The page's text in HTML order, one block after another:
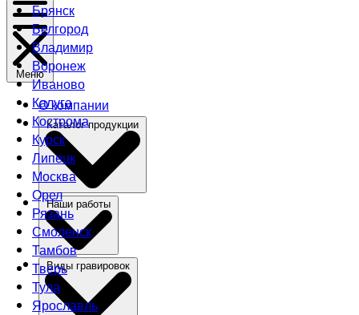
Брянск
Белгород
Владимир
Воронеж
Иваново
Калуга
Кострома
Курск
Липецк
Москва
Орел
Рязань
Смоленск
Тамбов
Тверь
Тула
Ярославль
Меню
О компании